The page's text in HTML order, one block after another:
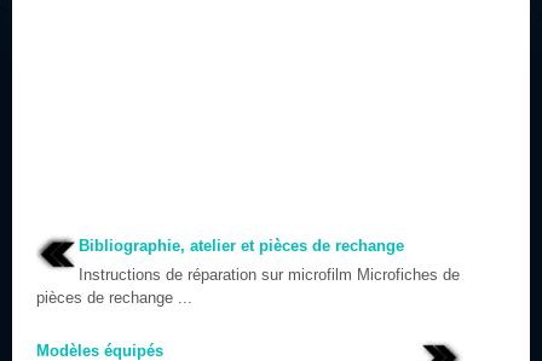
Bibliographie, atelier et pièces de rechange
Instructions de réparation sur microfilm Microfiches de
pièces de rechange ...
Modèles équipés